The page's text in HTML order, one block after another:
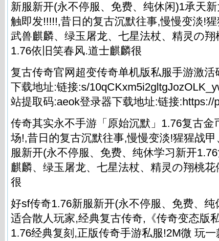
新服新开(永不停服、免费、纯休闲)1承天
触即发!!!!!,昔日的复古沉默往事,慢慢变淡!
武兽麒麟、绿玉屠龙、七星法杖、精灵の
1.76依旧笑春风.道士麒麟很
复古传奇官网超变传奇单机版私服手游激
下载地址:链接:s/
站提取码:aeok登录器下载地址:链接:https://
传奇其实永不手游「原始沉默」1.76复古金
场!,昔日的复古沉默往事,慢慢变淡!猩猩战
服新开(永不停服、免费、纯休学习新开
麒麟、绿玉屠龙、七星法杖、精灵の翔桃
很
好sf传奇1.76新服新开(永不停服、免费、
适合散人玩家,经典复古传奇,《传奇变态版
1.76经典复刻,正版传奇手游私服!2M微 玩